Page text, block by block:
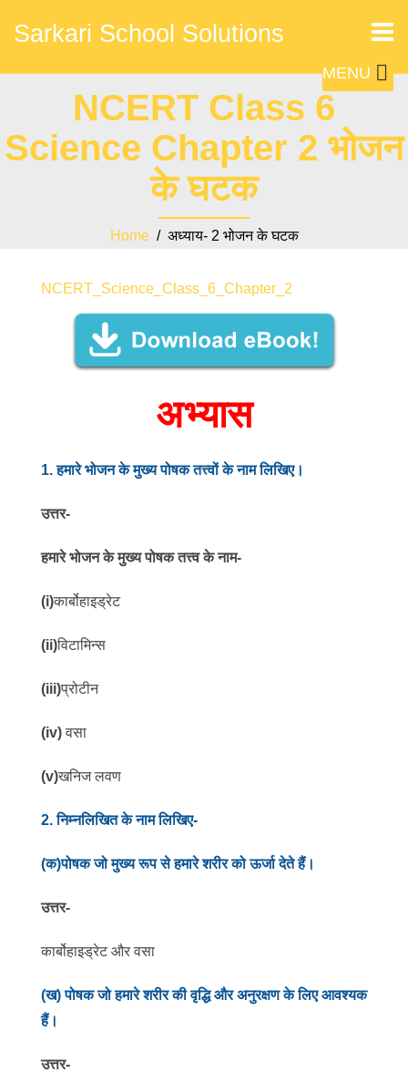
Sarkari School Solutions
MENU
NCERT Class 6
Science Chapter 2 भोजन
के घटक
Home/ अध्याय- 2 भोजन के घटक
NCERT_Science_Class_6_Chapter_2
अभ्यास
1. हमारे भोजन के मुख्य पोषक तत्त्वों के नाम लिखिए।
उत्तर-
हमारे भोजन के मुख्य पोषक तत्त्व के नाम-
(i)कार्बोहाइड्रेट
(ii)विटामिन्स
(iii)प्रोटीन
(iv)वसा
(v)खनिज लवण
2. निम्नलिखित के नाम लिखिए-
(क)पोषक जो मुख्य रूप से हमारे शरीर को ऊर्जा देते हैं।
उत्तर-
कार्बोहाइड्रेट और वसा
(ख) पोषक जो हमारे शरीर की वृद्धि और अनुरक्षण के लिए आवश्यक
हैं।
उत्तर-